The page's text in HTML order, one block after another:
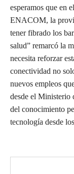
esperamos que en
ENACOM, la
tener fibrado los
salud” remarcó la
necesita reforzar
conectividad no
nuevos empleos
desde el Ministerio
del conocimiento
tecnología desde